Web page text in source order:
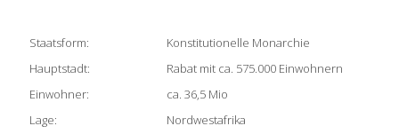
Staatsform:
Konstitutionelle Monarchie
Hauptstadt:
Rabat mit ca. 575.000 Einwohnern
Einwohner:
ca. 36,5 Mio
Lage:
Nordwestafrika